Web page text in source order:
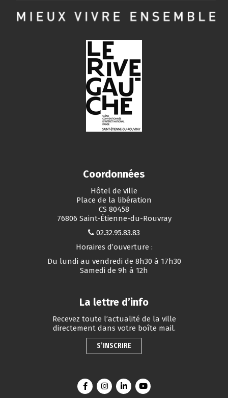
Coordonnées
Hôtel de ville
Place de la libération
CS 80458
76806 Saint-Étienne-du-Rouvray
02.32.95.83.83
Horaires d’ouverture :
Du lundi au vendredi de 8h30 à 17h30
Samedi de 9h à 12h
La lettre d’info
Recevez toute l’actualité de la ville
directement dans votre boîte mail.
S’INSCRIRE
Lien vers le compte Facebook
Lien vers le compte Instagram
Lien vers le compte Linkedin
Lien vers la chaîne